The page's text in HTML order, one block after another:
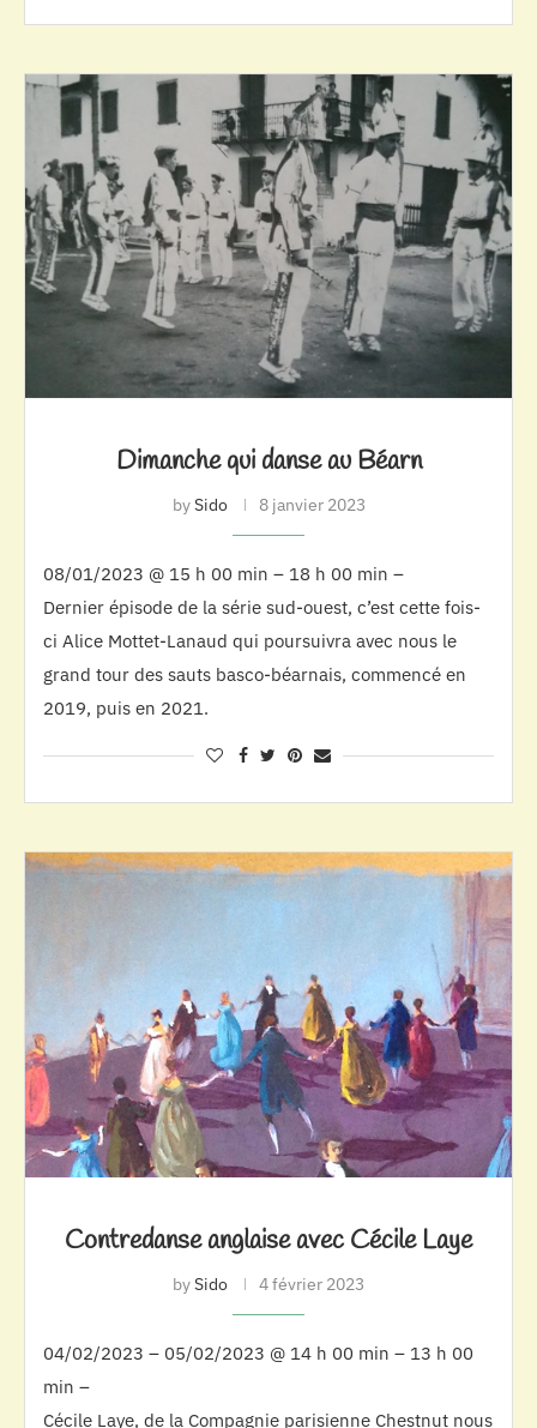
Dimanche qui danse au Béarn
bySido 8 janvier 2023
08/01/2023 @ 15 h 00 min – 18 h 00 min –
Dernier épisode de la série sud-ouest, c’est cette fois-
ci Alice Mottet-Lanaud qui poursuivra avec nous le
grand tour des sauts basco-béarnais, commencé en
2019, puis en 2021.
Contredanse anglaise avec Cécile Laye
bySido 4 février 2023
04/02/2023 – 05/02/2023 @ 14 h 00 min – 13 h 00
min –
Cécile Laye, de la Compagnie parisienne Chestnut nous